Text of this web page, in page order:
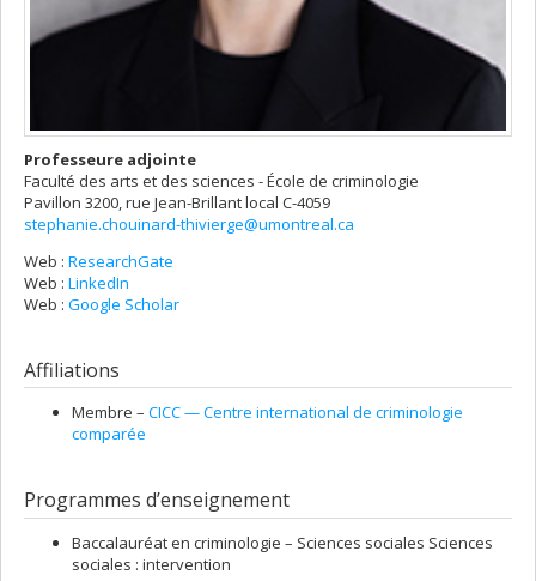
Professeure adjointe
Faculté des arts et des sciences - École de criminologie
Pavillon 3200, rue Jean-Brillantlocal C-4059
stephanie.chouinard-thivierge@umontreal.ca
Web : ResearchGate
Web : LinkedIn
Web : Google Scholar
Affiliations
Membre – CICC — Centre international de criminologie
comparée
Programmes d’enseignement
Baccalauréat en criminologie – Sciences sociales Sciences
sociales : intervention